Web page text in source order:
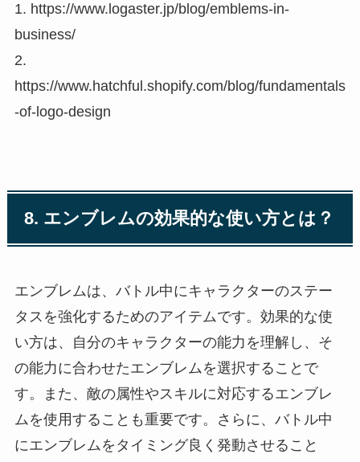
1. https://www.logaster.jp/blog/emblems-in-
business/
2.
https://www.hatchful.shopify.com/blog/fundamentals
-of-logo-design
8. エンブレムの効果的な使い方とは？
エンブレムは、バトル中にキャラクターのステー
タスを強化するためのアイテムです。効果的な使
い方は、自分のキャラクターの能力を理解し、そ
の能力に合わせたエンブレムを選択することで
す。また、敵の属性やスキルに対応するエンブレ
ムを使用することも重要です。さらに、バトル中
にエンブレムをタイミング良く発動させること